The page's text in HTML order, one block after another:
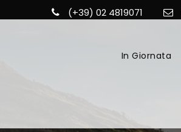
(+39) 02 4819071
In Giornata